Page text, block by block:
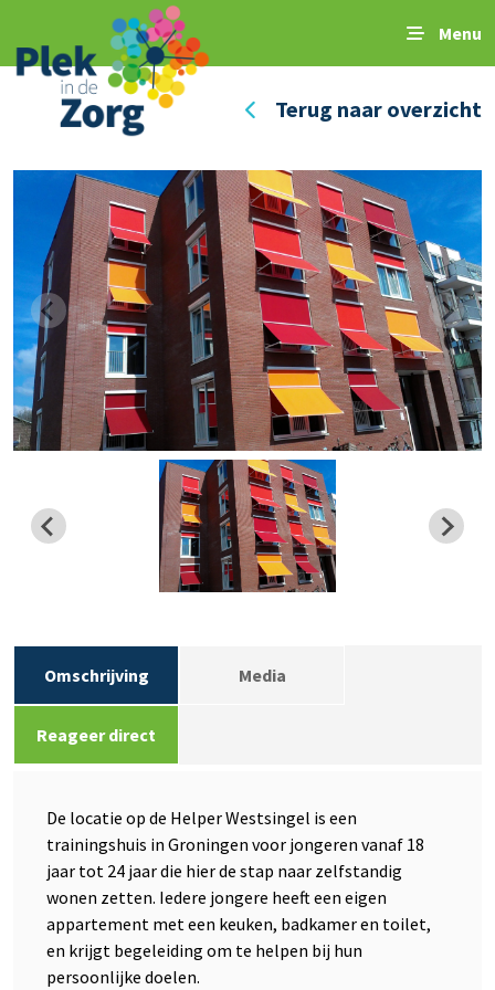
Menu
Terug naar overzicht
Omschrijving Media
Reageer direct
De locatie op de Helper Westsingel is een
trainingshuis in Groningen voor jongeren vanaf 18
jaar tot 24 jaar die hier de stap naar zelfstandig
wonen zetten. Iedere jongere heeft een eigen
appartement met een keuken, badkamer en toilet,
en krijgt begeleiding om te helpen bij hun
persoonlijke doelen.